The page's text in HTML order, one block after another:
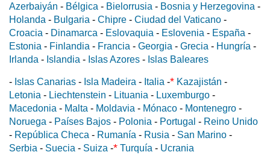
Azerbaiyán - Bélgica - Bielorrusia - Bosnia y Herzegovina -
Holanda - Bulgaria - Chipre - Ciudad del Vaticano -
Croacia - Dinamarca - Eslovaquia - Eslovenia - España -
Estonia - Finlandia - Francia - Georgia - Grecia - Hungría -
Irlanda - Islandia - Islas Azores - Islas Baleares
- Islas Canarias - Isla Madeira - Italia -* Kazajistán -
Letonia - Liechtenstein - Lituania - Luxemburgo -
Macedonia - Malta - Moldavia - Mónaco - Montenegro -
Noruega - Países Bajos - Polonia - Portugal - Reino Unido
- República Checa - Rumanía - Rusia - San Marino -
Serbia - Suecia - Suiza -* Turquía - Ucrania